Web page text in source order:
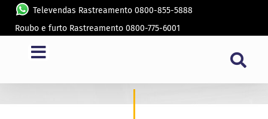
Televendas Rastreamento 0800-855-5888
Roubo e furto Rastreamento 0800-775-6001